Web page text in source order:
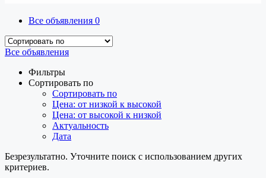
Все объявления 0
Все объявления
Фильтры
Сортировать по
Сортировать по
Цена: от низкой к высокой
Цена: от высокой к низкой
Актуальность
Дата
Безрезультатно. Уточните поиск с использованием других
критериев.